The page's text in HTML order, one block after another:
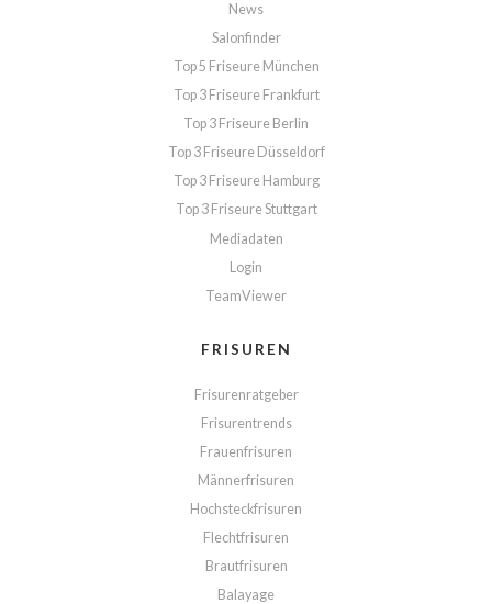
News
Salonfinder
Top 5 Friseure München
Top 3 Friseure Frankfurt
Top 3 Friseure Berlin
Top 3 Friseure Düsseldorf
Top 3 Friseure Hamburg
Top 3 Friseure Stuttgart
Mediadaten
Login
TeamViewer
FRISUREN
Frisurenratgeber
Frisurentrends
Frauenfrisuren
Männerfrisuren
Hochsteckfrisuren
Flechtfrisuren
Brautfrisuren
Balayage